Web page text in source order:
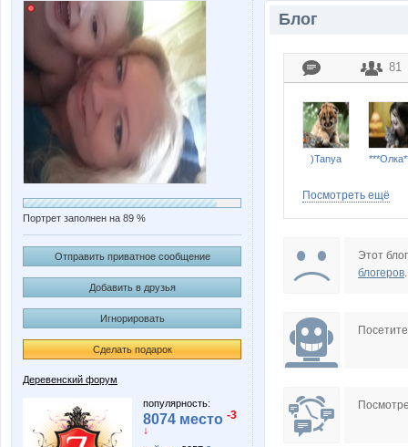
Портрет заполнен на 89 %
Отправить приватное сообщение
Добавить в друзья
Игнорировать
Сделать подарок
Деревенский форум
популярность:
8074 место -3
↓
Блог
81
)Tanya
Marionne
Посмотреть ещё
Этот
блогеров.